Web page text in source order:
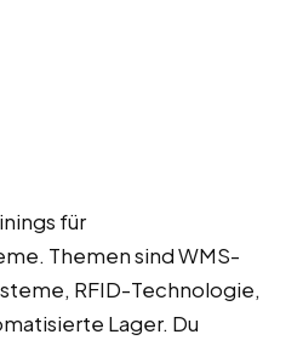
für
Themen sind WMS-
RFID-Technologie,
Lager. Du